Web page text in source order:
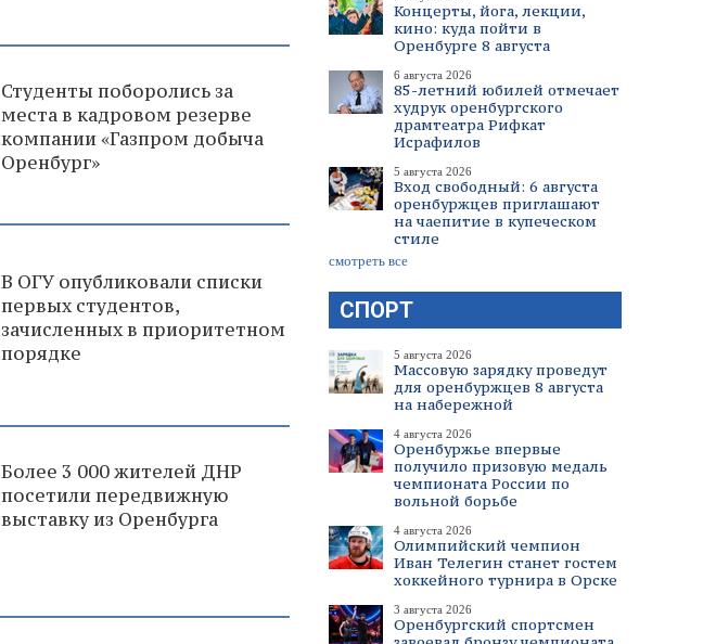
Концерты, йога, лекции,
кино: куда пойти в
Оренбурге 8 августа
6 августа 2026
85-летний юбилей отмечает
худрук оренбургского
драмтеатра Рифкат
Исрафилов
5 августа 2026
Вход свободный: 6 августа
оренбуржцев приглашают
на чаепитие в купеческом
стиле
смотреть все
СПОРТ
5 августа 2026
Массовую зарядку проведут
для оренбуржцев 8 августа
на набережной
4 августа 2026
Оренбуржье впервые
получило призовую медаль
чемпионата России по
вольной борьбе
4 августа 2026
Олимпийский чемпион
Иван Телегин станет гостем
хоккейного турнира в Орске
3 августа 2026
Оренбургский спортсмен
Студенты поборолись за
места в кадровом резерве
компании «Газпром добыча
Оренбург»
В ОГУ опубликовали списки
первых студентов,
зачисленных в приоритетном
порядке
Более 3 000 жителей ДНР
посетили передвижную
выставку из Оренбурга